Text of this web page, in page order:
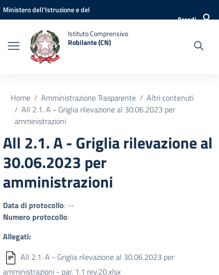
Vai ai contenuti
Vai al menu di navigazione
Vai al footer
Ministero dell'Istruzione e del
Accedi
Istituto Comprensivo
Robilante (CN)
Home Amministrazione Trasparente
Altri contenuti
All 2.1. A - Griglia rilevazione al 30.06.2023 per
amministrazioni
All 2.1. A - Griglia rilevazione al
30.06.2023 per
amministrazioni
Data di protocollo: --
Numero protocollo:
Allegati:
All 2.1. A - Griglia rilevazione al 30.06.2023 per
amministrazioni - par. 1.1 rev.20.xlsx